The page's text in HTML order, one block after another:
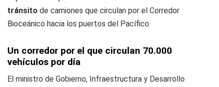
tránsito de camiones que circulan por el Corredor
Bioceánico hacia los puertos del Pacífico.
Un corredor por el que circulan 70.000
vehículos por día
El ministro de Gobierno, Infraestructura y Desarrollo